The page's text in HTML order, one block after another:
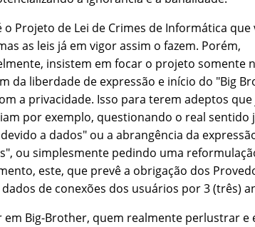
o Projeto de Lei de Crimes de Informática
as leis já em vigor assim o fazem. Porém,
insistem em focar o projeto somente
da liberdade de expressão e iní­cio do "Big
a privacidade. Isso para terem adeptos que
por exemplo, questionando o real sentido
a dados" ou a abrangência da
ou simplesmente pedindo uma
este, que prevê a obrigação dos
de conexões dos usuários por 3 (três)
em Big-Brother, quem realmente perlustrar e